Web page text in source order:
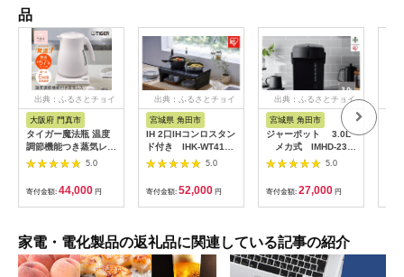
品
出典：ふるさとチョイ
大阪府 門真市
タイガー魔法瓶 温度
調節機能つき蒸気レス
電気ケトル 1.2L PTV-
A120【HC チェスナ
ッツグレー、WG グレ
イッシュホワイト】大
阪府門真市 家電 電化
活家電 新生活 新生活
応援
5.0
寄付金額: 44,000 円
出典：ふるさとチョイ
宮城県 角田市
IH 2口IHコンロスタン
ド付き IHK-WT41S-
B
5.0
寄付金額: 52,000 円
出典：ふるさとチョイ
宮城県 角田市
ジャーポット 3.0L
メカ式 IMHD-230-
B ブラック
5.0
寄付金額: 27,000 円
家電・電化製品の返礼品に関連している記事の紹介